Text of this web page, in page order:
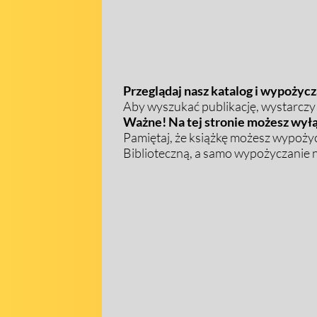
Przeglądaj nasz katalog i
Aby wyszukać publikację,
Ważne! Na tej stronie możesz
Pamiętaj, że książkę możesz
Biblioteczną, a samo wypożyczanie